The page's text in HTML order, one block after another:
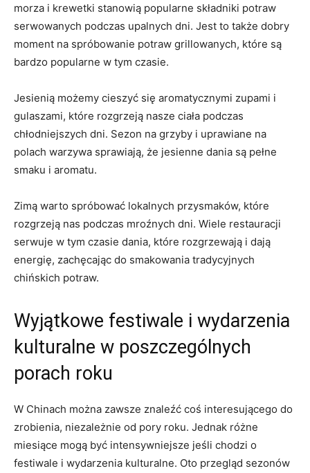
morza i krewetki‍ stanowią popularne składniki potraw ​
serwowanych podczas ⁣upalnych dni. Jest to także dobry
moment na spróbowanie ‍potraw ​grillowanych, które są
bardzo ⁣popularne w tym czasie.
Jesienią możemy cieszyć się⁢ aromatycznymi zupami i
gulaszami, które rozgrzeją nasze⁤ ciała podczas
chłodniejszych dni. Sezon ​na grzyby i ⁣uprawiane na
polach warzywa sprawiają, że ⁣jesienne dania są pełne
smaku i ‌aromatu.
Zimą warto spróbować lokalnych przysmaków, które
⁢rozgrzeją nas podczas mroźnych‍ dni. Wiele restauracji
serwuje w tym ‌czasie dania, które rozgrzewają ​i dają
energię, zachęcając do smakowania ⁢tradycyjnych
chińskich potraw.
Wyjątkowe ​festiwale ​i‌ wydarzenia⁣
kulturalne w poszczególnych
porach roku
W Chinach można zawsze znaleźć coś interesującego do​
zrobienia, niezależnie od pory‍ roku.⁣ Jednak różne⁣
miesiące ‌mogą być intensywniejsze ‌jeśli chodzi⁤ o
festiwale‍ i wydarzenia kulturalne. Oto przegląd sezonów